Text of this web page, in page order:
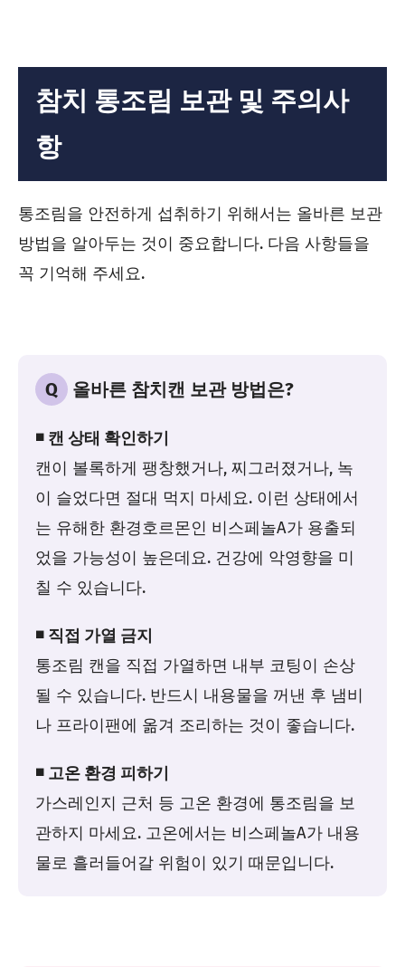
참치 통조림 보관 및 주의사
항
통조림을 안전하게 섭취하기 위해서는 올바른 보관
방법을 알아두는 것이 중요합니다. 다음 사항들을
꼭 기억해 주세요.
Q 올바른 참치캔 보관 방법은?
◾ 캔 상태 확인하기
캔이 볼록하게 팽창했거나, 찌그러졌거나, 녹
이 슬었다면 절대 먹지 마세요. 이런 상태에서
는 유해한 환경호르몬인 비스페놀A가 용출되
었을 가능성이 높은데요. 건강에 악영향을 미
칠 수 있습니다.
◾ 직접 가열 금지
통조림 캔을 직접 가열하면 내부 코팅이 손상
될 수 있습니다. 반드시 내용물을 꺼낸 후 냄비
나 프라이팬에 옮겨 조리하는 것이 좋습니다.
◾ 고온 환경 피하기
가스레인지 근처 등 고온 환경에 통조림을 보
관하지 마세요. 고온에서는 비스페놀A가 내용
물로 흘러들어갈 위험이 있기 때문입니다.